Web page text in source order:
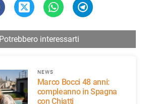
Potrebbero interessarti
NEWS
Marco Bocci 48 anni:
compleanno in Spagna
con Chiatti